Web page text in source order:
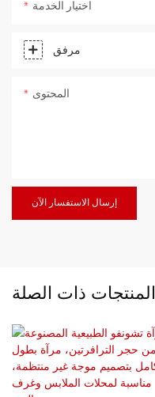
اختيار الخدمة
مرفق
المحتوى
إرسال الاستفسار الآن
المنتجات ذات الصلة